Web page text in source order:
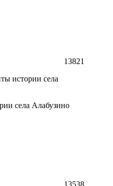
13821
села Алабузино
13538